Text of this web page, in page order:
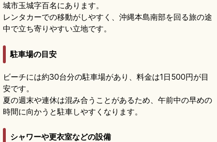
城市玉城字百名にあります。
レンタカーでの移動がしやすく、沖縄本島南部を回る旅の途
中で立ち寄りやすい立地です。
駐車場の目安
ビーチには約30台分の駐車場があり、料金は1日500円が目
安です。
夏の週末や連休は混み合うことがあるため、午前中の早めの
時間に向かうと駐車しやすくなります。
シャワーや更衣室などの設備